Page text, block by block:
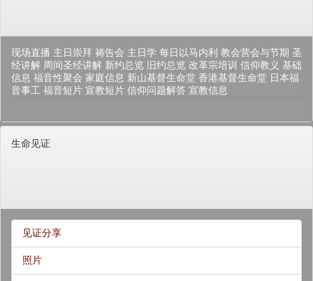
现场直播 主日崇拜 祷告会 主日学 每日以马内利 教会营会与节期 圣
经讲解 周间圣经讲解 新约总览 旧约总览 改革宗培训 信仰教义 基础
信息 福音性聚会 家庭信息 新山基督生命堂 香港基督生命堂 日本福
音事工 福音短片 宣教短片 信仰问题解答 宣教信息
生命见证
见证分享
照片